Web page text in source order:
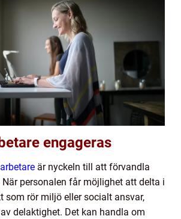
engageras
är nyckeln till att förvandla
personalen får möjlighet att delta i
som rör miljö eller socialt ansvar,
delaktighet. Det kan handla om